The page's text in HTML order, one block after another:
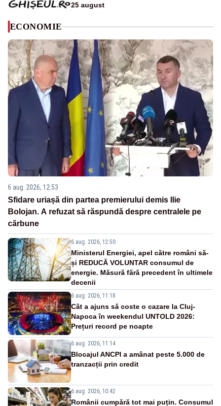
25 august
ECONOMIE
6 aug. 2026, 12:53
Sfidare uriașă din partea premierului demis Ilie
Bolojan. A refuzat să răspundă despre centralele pe
cărbune
6 aug. 2026, 12:50
Ministerul Energiei, apel către români să-
și REDUCĂ VOLUNTAR consumul de
energie. Măsură fără precedent în ultimele
decenii
6 aug. 2026, 11:18
Cât a ajuns să coste o cazare la Cluj-
Napoca în weekendul UNTOLD 2026:
Prețuri record pe noapte
6 aug. 2026, 11:14
Blocajul ANCPI a amânat peste 5.000 de
tranzacții prin credit
6 aug. 2026, 10:42
Românii cumpără tot mai puțin. Consumul